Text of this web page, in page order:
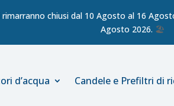
chiusi dal 10 Agosto al 16
Agosto 2026. 🏖️
d’acqua Candele e Prefiltri di